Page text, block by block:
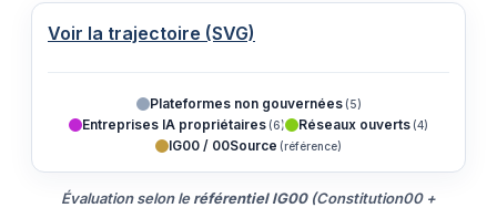
Voir la trajectoire (SVG)
Plateformes non gouvernées (5)
Entreprises IA propriétaires (6) Réseaux ouverts (4)
IG00 / 00Source (référence)
Évaluation selon leréférentiel IG00(Constitution00 +